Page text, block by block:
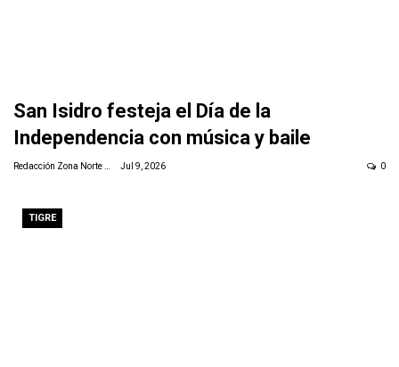
San Isidro festeja el Día de la
Independencia con música y baile
Jul 9, 2026 0
TIGRE